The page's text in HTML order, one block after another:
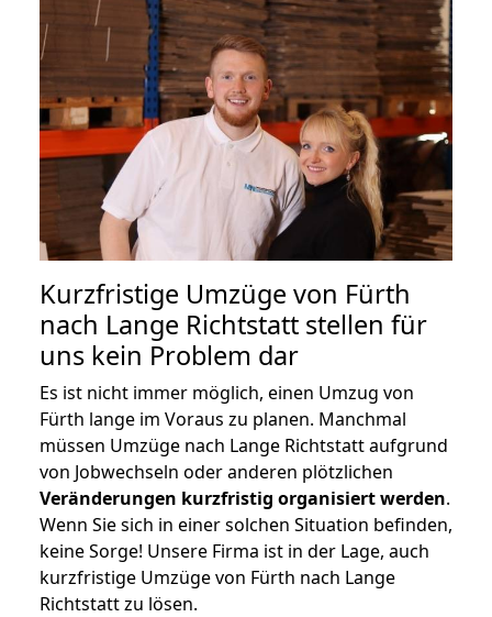
Kurzfristige Umzüge von Fürth
nach Lange Richtstatt stellen für
uns kein Problem dar
Es ist nicht immer möglich, einen Umzug von
Fürth lange im Voraus zu planen. Manchmal
müssen Umzüge nach Lange Richtstatt aufgrund
von Jobwechseln oder anderen plötzlichen
Veränderungen kurzfristig organisiert werden.
Wenn Sie sich in einer solchen Situation befinden,
keine Sorge! Unsere Firma ist in der Lage, auch
kurzfristige Umzüge von Fürth nach Lange
Richtstatt zu lösen.